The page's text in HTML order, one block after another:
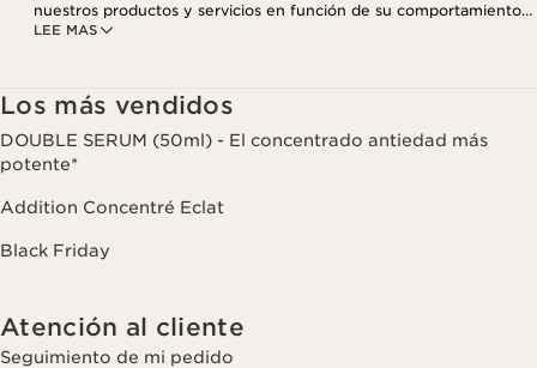
LEE MAS
nuestros productos y servicios en función de su comportamiento
de compra, sus hábitos y/o intereses, incluso mediante su
momento haciendo click en el enlace para darse de baja que
aparece en cada newsletter que reciba. Para más información
sobre la gestión de sus datos y sus derechos, consulte nuestra
Los más vendidos
DOUBLE SERUM (50ml) - El concentrado antiedad más
potente*
Addition Concentré Eclat
Black Friday
Atención al cliente
Seguimiento de mi pedido